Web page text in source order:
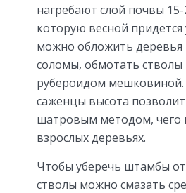
нагребают слой почвы
которую весной
можно обложить деревья
соломы, обмотать стволы
рубероидом
саженцы высота
шатровым методом, чего
взрослых деревьях.
Чтобы уберечь штамбы
стволы можно смазать